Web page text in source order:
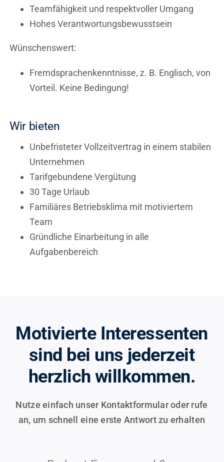
Teamfähigkeit und respektvoller Umgang
Hohes Verantwortungsbewusstsein
Wünschenswert:
Fremdsprachenkenntnisse, z. B. Englisch, von
Vorteil. Keine Bedingung!
Wir bieten
Unbefristeter Vollzeitvertrag in einem stabilen
Unternehmen
Tarifgebundene Vergütung
30 Tage Urlaub
Familiäres Betriebsklima mit motiviertem
Team
Gründliche Einarbeitung in alle
Aufgabenbereich
Motivierte Interessenten
sind bei uns jederzeit
herzlich willkommen.
Nutze einfach unser Kontaktformular oder rufe
an, um schnell eine erste Antwort zu erhalten